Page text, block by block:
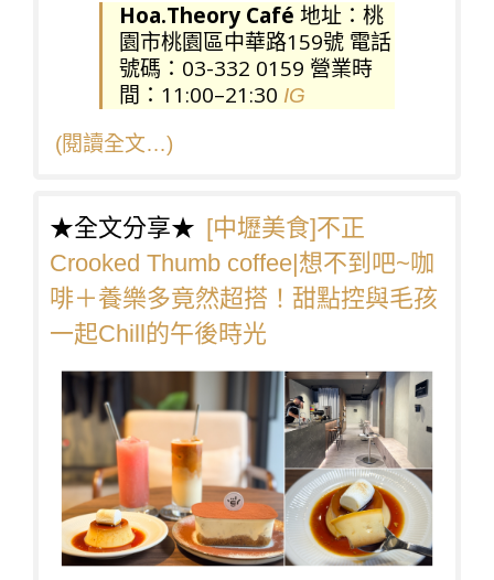
Hoa.Theory Café 地址：桃
園市桃園區中華路159號 電話
號碼：03-332 0159 營業時
間：11:00–21:30 IG
(閱讀全文…)
★全文分享★ [中壢美食]不正
Crooked Thumb coffee|想不到吧~咖
啡＋養樂多竟然超搭！甜點控與毛孩
一起Chill的午後時光